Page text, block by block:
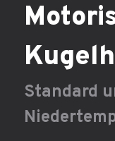
Standard